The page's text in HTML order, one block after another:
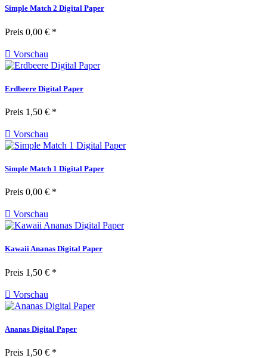
Simple Match 2 Digital Paper
Preis 0,00 € *
 Vorschau
Erdbeere Digital Paper
Preis 1,50 € *
 Vorschau
Simple Match 1 Digital Paper
Preis 0,00 € *
 Vorschau
Kawaii Ananas Digital Paper
Preis 1,50 € *
 Vorschau
Ananas Digital Paper
Preis 1,50 € *